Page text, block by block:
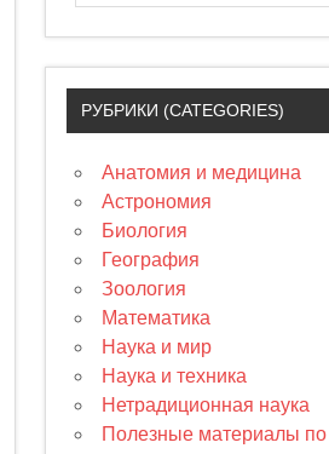
РУБРИКИ (CATEGORIES)
Анатомия и медицина
Астрономия
Биология
География
Зоология
Математика
Наука и мир
Наука и техника
Нетрадиционная наука
Полезные материалы по